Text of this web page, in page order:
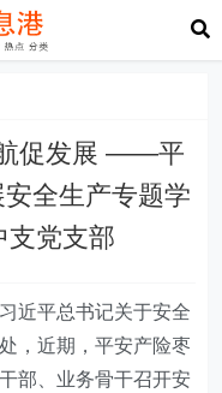
促发展 ——平
全生产专题学
支党支部
近平总书记关于安全
，近期，平安产险枣
部、业务骨干召开安